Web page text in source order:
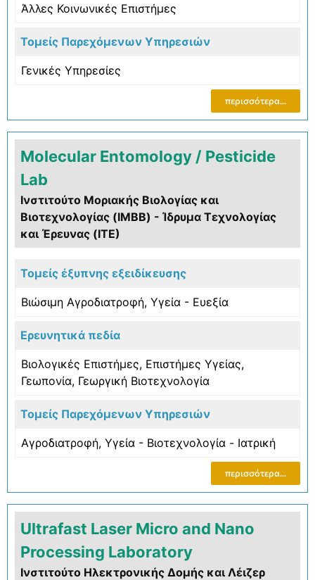
Άλλες Κοινωνικές Επιστήμες
Τομείς Παρεχόμενων Υπηρεσιών
Γενικές Υπηρεσίες
περισσότερα...
Molecular Entomology / Pesticide
Lab
Ινστιτούτο Μοριακής Βιολογίας και
Βιοτεχνολογίας (IMBB) - Ίδρυμα Τεχνολογίας
και Έρευνας (ΙΤΕ)
Τομείς έξυπνης εξειδίκευσης
Βιώσιμη Αγροδιατροφή, Υγεία - Ευεξία
Ερευνητικά πεδία
Βιολογικές Επιστήμες, Επιστήμες Υγείας,
Γεωπονία, Γεωργική Bιοτεχνολογία
Τομείς Παρεχόμενων Υπηρεσιών
Αγροδιατροφή, Υγεία - Βιοτεχνολογία - Ιατρική
περισσότερα...
Ultrafast Laser Micro and Nano
Processing Laboratory
Ινστιτούτο Ηλεκτρονικής Δομής και Λέιζερ